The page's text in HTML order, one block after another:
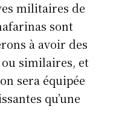
militaires de
sont
à avoir des
similaires, et
sera équipée
qu’une